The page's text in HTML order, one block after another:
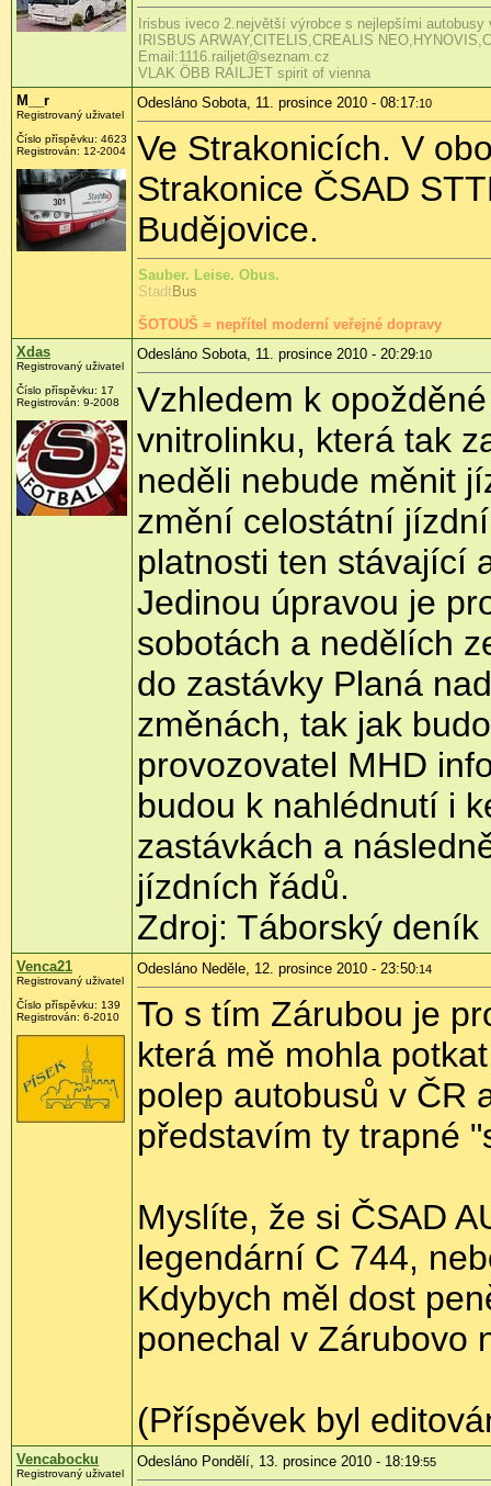
Irisbus iveco 2.největší výrobce s nejlepšími autobusy
IRISBUS ARWAY,CITELIS,CREALIS
Email:1116.railjet@seznam.cz
VLAK ÖBB RAILJET spirit of vienna
M__r
Registrovaný uživatel
Číslo příspěvku: 4623
Registrován: 12-2004
Odesláno Sobota, 11. prosince 2010 - 08:17:10
Ve Strakonicích. V
Strakonice ČSAD
Budějovice.
Sauber. Leise. Obus.
Stadt Bus
ŠOTOUŠ = nepřítel moderní veřejné dopravy
Xdas
Registrovaný uživatel
Číslo příspěvku: 17
Registrován: 9-2008
Odesláno Sobota, 11. prosince 2010 - 20:29:10
Vzhledem k
vnitrolinku, která tak
neděli nebude měnit
změní celostátní
platnosti ten stávající
Jedinou úpravou je
sobotách a nedělích
do zastávky Planá
změnách, tak jak
provozovatel MHD
budou k nahlédnutí i
zastávkách a
jízdních řádů.
Zdroj: Táborský deník
Venca21
Registrovaný uživatel
Číslo příspěvku: 139
Registrován: 6-2010
Odesláno Neděle, 12. prosince 2010 - 23:50:14
To s tím Zárubou je
která mě mohla
polep autobusů v ČR
představím ty trapné
Myslíte, že si ČSAD
legendární C 744,
Kdybych měl dost
ponechal v Zárubovo
(Příspěvek byl
Vencabocku
Registrovaný uživatel
Odesláno Pondělí, 13. prosince 2010 - 18:19:55